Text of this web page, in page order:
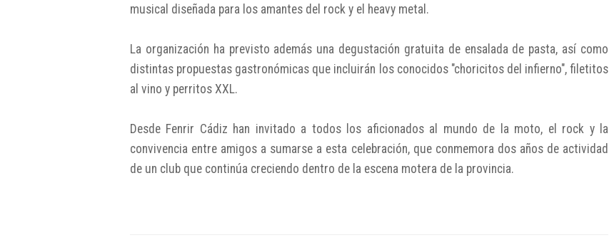
musical diseñada para los amantes del rock y el heavy metal.
La organización ha previsto además una degustación gratuita de ensalada de pasta, así como
distintas propuestas gastronómicas que incluirán los conocidos "choricitos del infierno", filetitos
al vino y perritos XXL.
Desde Fenrir Cádiz han invitado a todos los aficionados al mundo de la moto, el rock y la
convivencia entre amigos a sumarse a esta celebración, que conmemora dos años de actividad
de un club que continúa creciendo dentro de la escena motera de la provincia.